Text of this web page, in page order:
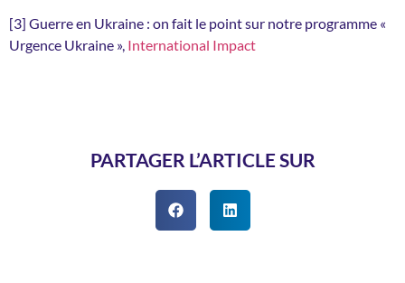
[3] Guerre en Ukraine : on fait le point sur notre programme «
Urgence Ukraine », International Impact
PARTAGER L’ARTICLE SUR